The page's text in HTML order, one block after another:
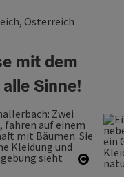
Österreich
mit dem
Sinne!